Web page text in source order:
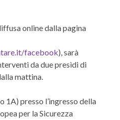
online dalla pagina
facebook), sarà
da due presìdi di
mattina.
1A) presso l’ingresso della
per la Sicurezza